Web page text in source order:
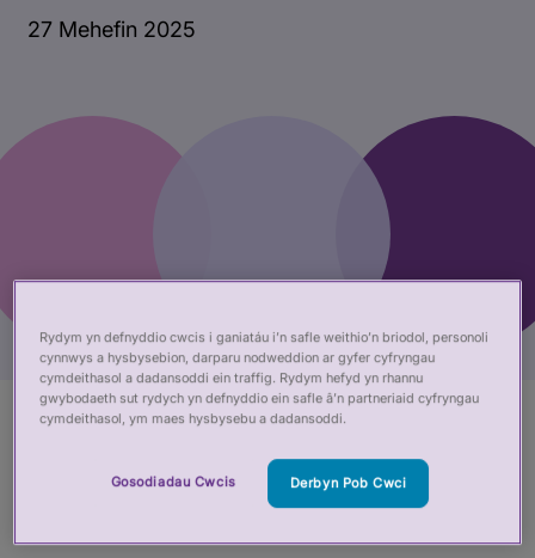
27 Mehefin 2025
Rydym wedi cyhoeddi ein hadroddiad adolygu
perfformiad diweddaraf ar gyfer y Cyngor
Rydym yn defnyddio cwcis i ganiatáu i’n safle weithio’n briodol, personoli
cynnwys a hysbysebion, darparu nodweddion ar gyfer cyfryngau
cymdeithasol a dadansoddi ein traffig. Rydym hefyd yn rhannu
gwybodaeth sut rydych yn defnyddio ein safle â’n partneriaid cyfryngau
cymdeithasol, ym maes hysbysebu a dadansoddi.
Gosodiadau Cwcis Derbyn Pob Cwci